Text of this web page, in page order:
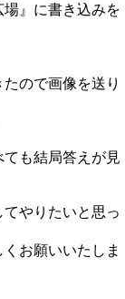
』に書き込みを
ので画像を送り
も結局答えが見
やりたいと思っ
お願いいたしま